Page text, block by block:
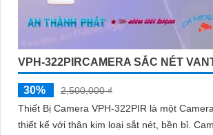
VPH-322PIRCAMERA SẮC NÉT
30%
2,500,000 ₫
Thiết Bị Camera VPH-322PIR là một
thiết kế với thân kim loại sắt nét, bền bỉ. Camera này có độ